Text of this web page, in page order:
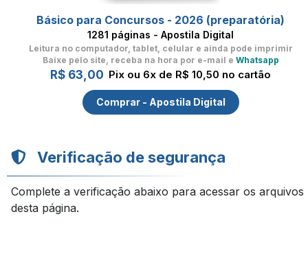
Básico para Concursos - 2026 (preparatória)
1281 páginas - Apostila Digital
Leitura no computador, tablet, celular e ainda pode imprimir
Baixe pelo site, receba na hora por e-mail e Whatsapp
R$ 63,00 Pix ou 6x de R$ 10,50 no cartão
Comprar - Apostila Digital
Verificação de segurança
Complete a verificação abaixo para acessar os arquivos
desta página.